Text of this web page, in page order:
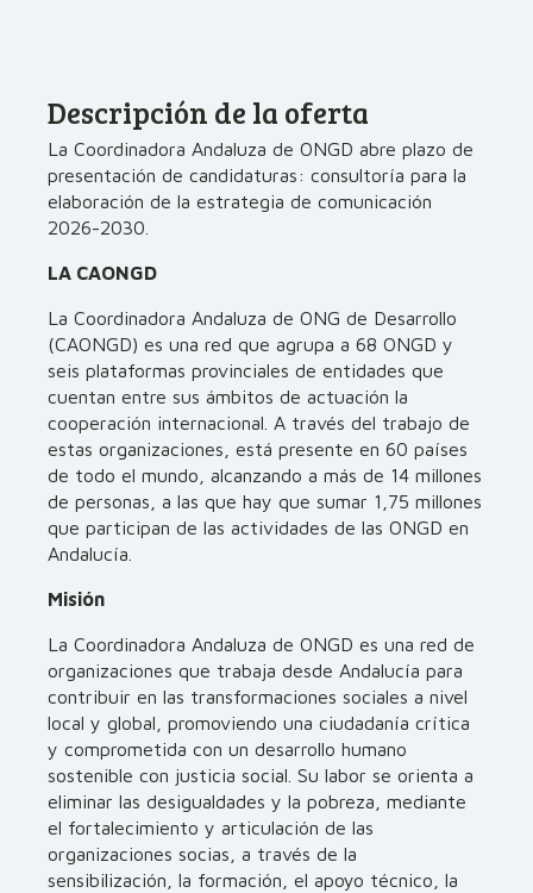
Descripción de la oferta
La Coordinadora Andaluza de ONGD abre plazo de
presentación de candidaturas: consultoría para la
elaboración de la estrategia de comunicación
2026-2030.
LA CAONGD
La Coordinadora Andaluza de ONG de Desarrollo
(CAONGD) es una red que agrupa a 68 ONGD y
seis plataformas provinciales de entidades que
cuentan entre sus ámbitos de actuación la
cooperación internacional. A través del trabajo de
estas organizaciones, está presente en 60 países
de todo el mundo, alcanzando a más de 14 millones
de personas, a las que hay que sumar 1,75 millones
que participan de las actividades de las ONGD en
Andalucía.
Misión
La Coordinadora Andaluza de ONGD es una red de
organizaciones que trabaja desde Andalucía para
contribuir en las transformaciones sociales a nivel
local y global, promoviendo una ciudadanía crítica
y comprometida con un desarrollo humano
sostenible con justicia social. Su labor se orienta a
eliminar las desigualdades y la pobreza, mediante
el fortalecimiento y articulación de las
organizaciones socias, a través de la
sensibilización, la formación, el apoyo técnico, la